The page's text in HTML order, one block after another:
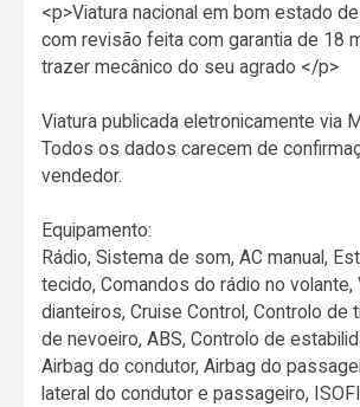
<p>Viatura nacional em bom estado
com revisão feita com garantia de 18
trazer mecânico do seu agrado </p>
Viatura publicada eletronicamente via
Todos os dados carecem de
vendedor.
Equipamento:
Rádio, Sistema de som, AC manual,
tecido, Comandos do rádio no
dianteiros, Cruise Control, Controlo de
de nevoeiro, ABS, Controlo de
Airbag do condutor, Airbag do
lateral do condutor e passageiro,